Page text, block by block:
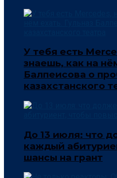
У тебя есть
знаешь, как на
Балпеисова о
казахстанского
До 13 июля: что
каждый
шансы на грант